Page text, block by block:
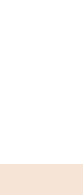
jinak.
se zemí a